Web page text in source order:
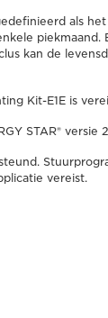
als het
piekmaand.
kan de
Kit-E1E is
STAR® versie
vereist.